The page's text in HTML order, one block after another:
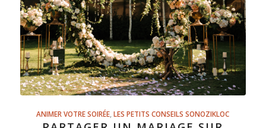
ANIMER VOTRE SOIRÉE ,LES PETITS CONSEILS SONOZIKLOC